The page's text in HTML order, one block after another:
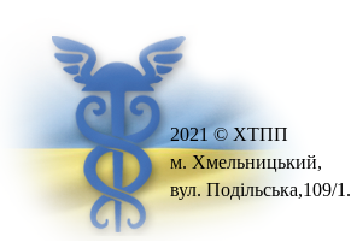
2021 © ХТПП
м. Хмельницький,
вул. Подільська,109/1.